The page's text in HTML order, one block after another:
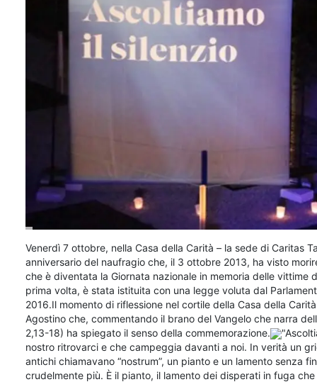
Venerdì 7 ottobre, nella Casa della Carità – la sede di Caritas
anniversario del naufragio che, il 3 ottobre 2013, ha visto
che è diventata la Giornata nazionale in memoria delle vittime
prima volta, è stata istituita con una legge voluta dal
2016.Il momento di riflessione nel cortile della Casa della
Agostino che, commentando il brano del Vangelo che narra
2,13-18) ha spiegato il senso della commemorazione.
nostro ritrovarci e che campeggia davanti a noi. In verità un
antichi chiamavano “nostrum”, un pianto e un lamento senza
crudelmente più. È il pianto, il lamento dei disperati in fuga